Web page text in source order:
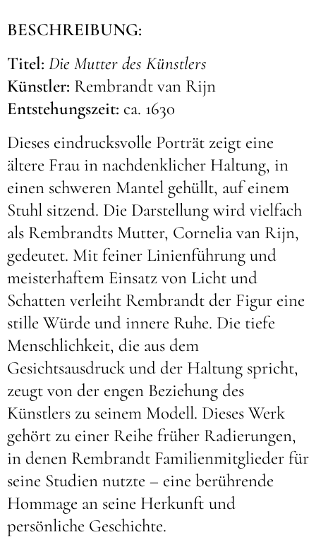
BESCHREIBUNG:
Titel: Die Mutter des Künstlers
Künstler: Rembrandt van Rijn
Entstehungszeit: ca. 1630
Dieses eindrucksvolle Porträt zeigt eine
ältere Frau in nachdenklicher Haltung, in
einen schweren Mantel gehüllt, auf einem
Stuhl sitzend. Die Darstellung wird vielfach
als Rembrandts Mutter, Cornelia van Rijn,
gedeutet. Mit feiner Linienführung und
meisterhaftem Einsatz von Licht und
Schatten verleiht Rembrandt der Figur eine
stille Würde und innere Ruhe. Die tiefe
Menschlichkeit, die aus dem
Gesichtsausdruck und der Haltung spricht,
zeugt von der engen Beziehung des
Künstlers zu seinem Modell. Dieses Werk
gehört zu einer Reihe früher Radierungen,
in denen Rembrandt Familienmitglieder für
seine Studien nutzte – eine berührende
Hommage an seine Herkunft und
persönliche Geschichte.